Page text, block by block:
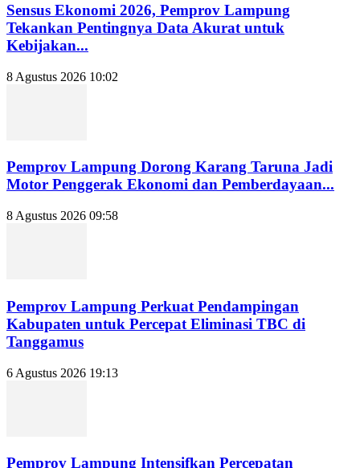
Sensus Ekonomi 2026, Pemprov Lampung
Tekankan Pentingnya Data Akurat untuk
Kebijakan...
8 Agustus 2026 10:02
Pemprov Lampung Dorong Karang Taruna Jadi
Motor Penggerak Ekonomi dan Pemberdayaan...
8 Agustus 2026 09:58
Pemprov Lampung Perkuat Pendampingan
Kabupaten untuk Percepat Eliminasi TBC di
Tanggamus
6 Agustus 2026 19:13
Pemprov Lampung Intensifkan Percepatan